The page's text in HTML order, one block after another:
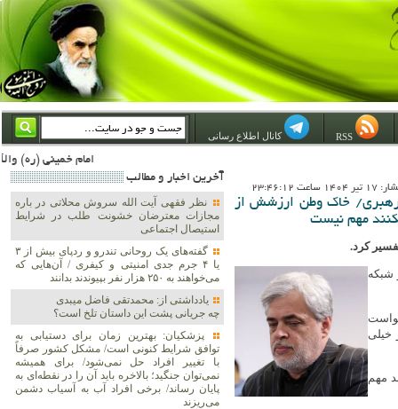
کانال اطلاع رسانی
امام خمینی (ره) والله اسلام تمامش سیاست است؛ ***** امام شهید: به گفتار امام و کردار امام اهتمام بورزید ***** امام خمینی(ره): ان شاء الله ما اندوه دلمان را در وقت مناسب با انتقام از امریکا
23:46:12
رهبری/ خاک وطن ارزشش از
مهم نیست
کرد.
شبکه
خیلی
مهم
آخرين اخبار و مطالب
نظر فقهی آیت الله سروش محلاتی در باره
مجازات معترضان خشونت طلب در شرایط
استیصال اجتماعی
گفته‌های یک روحانی تندرو و ردپای بیش از ۳
یا ۴ جرم جدی امنیتی و کیفری / آن‌هایی که
می‌خواهند به ۲۵۰ هزار نفر بپیوندند بدانند
یادداشتی از: محمدتقی فاضل میبدی
چه جریانی پشت این داستان تلخ است؟
پزشکیان‌: بهترین زمان برای دستیابی به
توافق شرایط کنونی است/ مشکل کشور صرفاً
با تغییر افراد حل نمی‌شود/ برای همیشه
نمی‌توان جنگید؛ بالاخره باید آن را در نقطه‌ای به
پایان رساند/ برخی افراد آب به آسیاب دشمن
می‌ریزند